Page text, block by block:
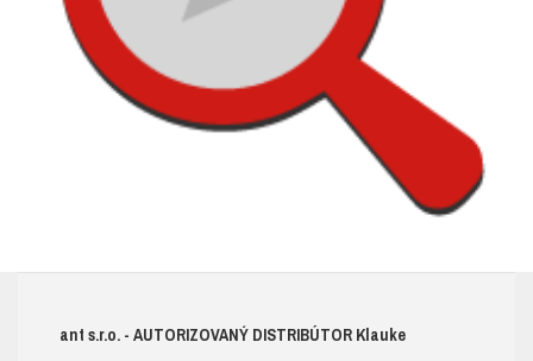
ant s.r.o. - AUTORIZOVANÝ DISTRIBÚTOR Klauke